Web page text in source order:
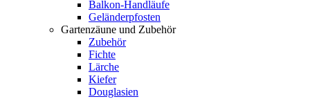
Balkon-Handläufe
Geländerpfosten
Gartenzäune und Zubehör
Zubehör
Fichte
Lärche
Kiefer
Douglasien